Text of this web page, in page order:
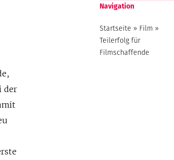
der
Navigation
Startseite » Film »
Teilerfolg für
Filmschaffende